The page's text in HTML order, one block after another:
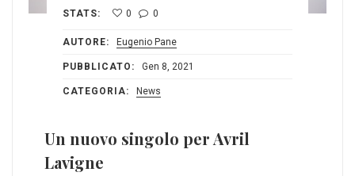
STATS: 0 0
AUTORE: Eugenio Pane
PUBBLICATO: Gen 8, 2021
CATEGORIA: News
Un nuovo singolo per Avril
Lavigne